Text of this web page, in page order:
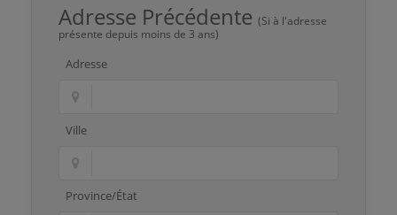
Adresse Précédente (Si à l'adresse
présente depuis moins de 3 ans)
Adresse
Ville
Province/État